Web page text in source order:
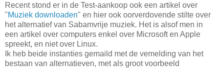
Recent stond er in de Test-aankoop ook een artikel over
"Muziek downloaden" en hier ook oorverdovende stilte over
het alternatief van Sabamvrije muziek. Het is alsof men in
een artikel over computers enkel over Microsoft en Apple
spreekt, en niet over Linux.
Ik heb beide instanties gemaild met de vemelding van het
bestaan van alternatieven, met als groot voorbeeld